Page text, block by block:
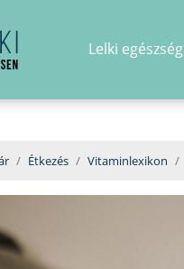
Lelki egészség
Étkezés Vitaminlexikon